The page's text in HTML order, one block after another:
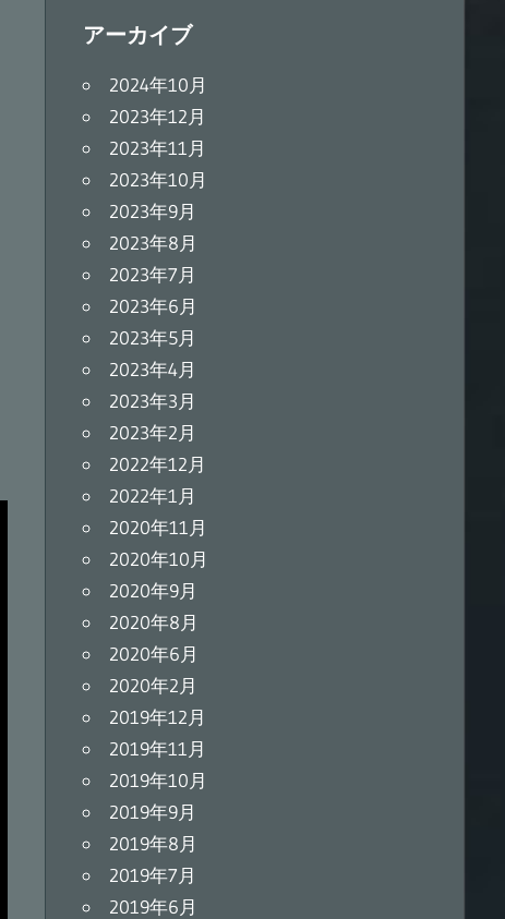
アーカイブ
2024年10月
2023年12月
2023年11月
2023年10月
2023年9月
2023年8月
2023年7月
2023年6月
2023年5月
2023年4月
2023年3月
2023年2月
2022年12月
2022年1月
2020年11月
2020年10月
2020年9月
2020年8月
2020年6月
2020年2月
2019年12月
2019年11月
2019年10月
2019年9月
2019年8月
2019年7月
2019年6月